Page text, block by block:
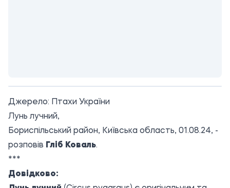
Джерело:
Птахи України
Лунь лучний,
Бориспільський район, Київська область, 01.08.24, -
розповів Гліб Коваль.
***
Довідково: